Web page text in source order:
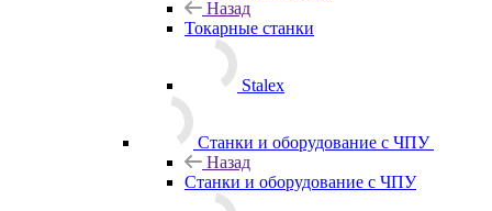
Назад
Станки для работы с арматурой